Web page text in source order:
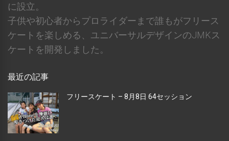
に設立。
子供や初心者からプロライダーまで誰もがフリース
ケートを楽しめる、ユニバーサルデザインのJMKス
ケートを開発しました。
最近の記事
フリースケート – 8月8日 64セッション